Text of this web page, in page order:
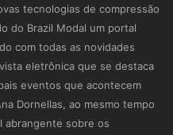
tecnologias de compressão
do Brazil Modal um portal
com todas as novidades
eletrônica que se destaca
eventos que acontecem
Dornellas, ao mesmo tempo
abrangente sobre os